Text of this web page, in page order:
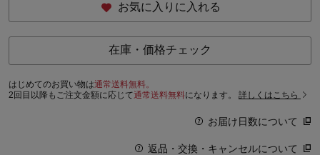
お気に入りに入れる
在庫・価格チェック
はじめてのお買い物は通常送料無料。
2回目以降もご注文金額に応じて通常送料無料になります。 詳しくはこちら
お届け日数について
返品・交換・キャンセルについて